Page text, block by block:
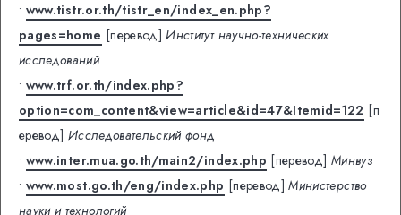
• www.tistr.or.th/tistr_en/index_en.php?
pages=home [перевод] Институт научно-технических
исследований
• www.trf.or.th/index.php?
option=com_content&view=article&id=47&Itemid=122 [п
еревод] Исследовательский фонд
• www.inter.mua.go.th/main2/index.php [перевод] Минвуз
• www.most.go.th/eng/index.php [перевод] Министерство
науки и технологий